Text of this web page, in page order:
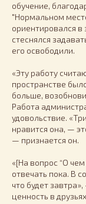
обучение,
"Нормальном
ориентировался в
стеснялся
его освободили.
«Эту работу
пространстве
больше,
Работа
удовольствие.
нравится она, —
— признается он.
«[На вопрос “О
отвечать пока. В
что будет
ценность в